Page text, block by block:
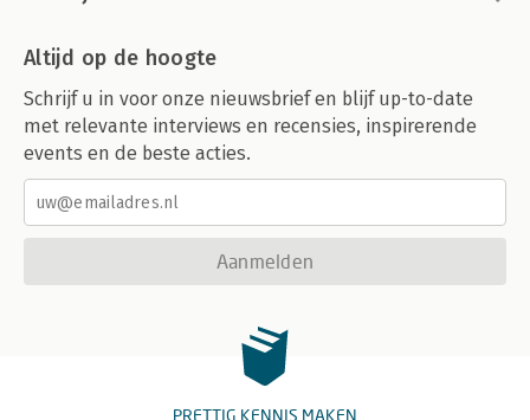
Altijd op de hoogte
Schrijf u in voor onze nieuwsbrief en blijf up-to-date
met relevante interviews en recensies, inspirerende
events en de beste acties.
Aanmelden
PRETTIG KENNIS MAKEN